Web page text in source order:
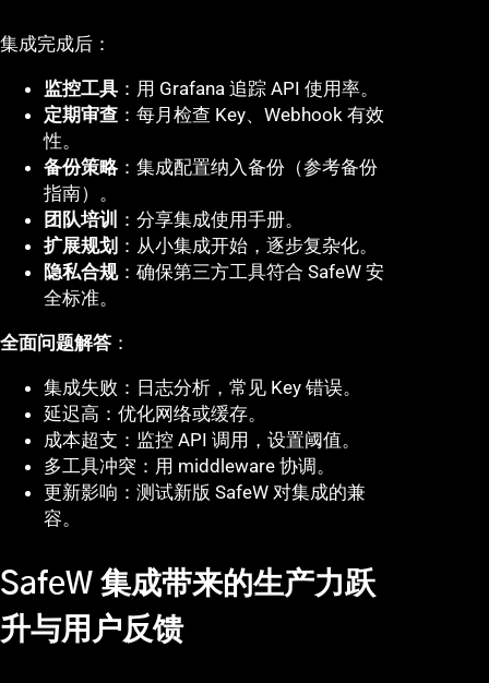
集成完成后：
监控工具 ：用 Grafana 追踪 API 使用率。
定期审查 ：每月检查 Key、Webhook 有效
性。
备份策略：集成配置纳入备份（参考备份
指南）。
团队培训 ：分享集成使用手册。
扩展规划 ：从小集成开始，逐步复杂化。
隐私合规：确保第三方工具符合 SafeW 安
全标准。
全面问题解答 ：
集成失败：日志分析，常见 Key 错误。
延迟高：优化网络或缓存。
成本超支：监控 API 调用，设置阈值。
多工具冲突：用 middleware 协调。
更新影响：测试新版 SafeW 对集成的兼
容。
SafeW 集成带来的生产力跃
升与用户反馈